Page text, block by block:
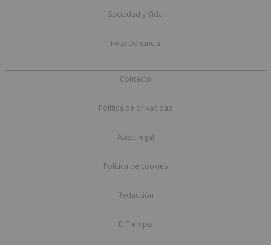
Sociedad y Vida
Foto Denuncia
Contacto
Política de privacidad
Aviso legal
Política de cookies
Redacción
El Tiempo